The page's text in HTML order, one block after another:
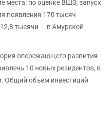
места: по оценке ВШЭ, запуск
появления 170 тысяч
тысячи — в Амурской
опережающего развития
10 новых резидентов, в
Общий объем инвестиций